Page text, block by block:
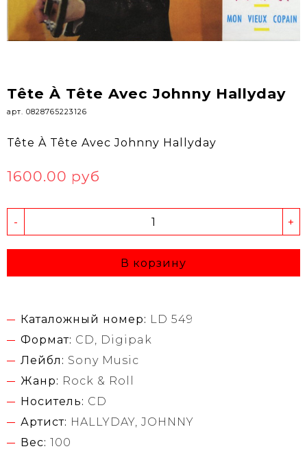
Tête À Tête Avec Johnny Hallyday
арт. 0828765223126
Tête À Tête Avec Johnny Hallyday
1600.00 руб
- +
В корзину
Каталожный номер: LD 549
Формат: CD, Digipak
Лейбл: Sony Music
Жанр: Rock & Roll
Носитель: CD
Артист: HALLYDAY, JOHNNY
Вес: 100